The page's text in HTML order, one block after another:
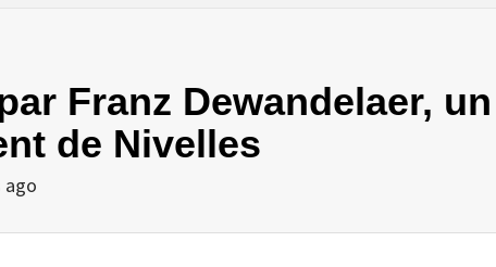
Franz Dewandelaer, un
de Nivelles
ago